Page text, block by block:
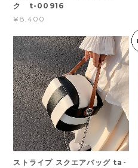
ク t-00916
¥8,400
ストライプ スクエアバッグ ta-